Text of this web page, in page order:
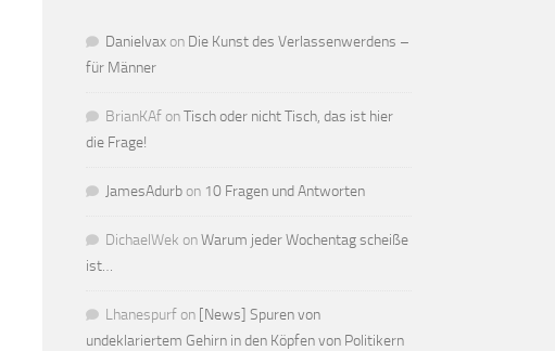
Danielvax on Die Kunst des Verlassenwerdens –
für Männer
BrianKAf onTisch oder nicht Tisch, das ist hier
die Frage!
JamesAdurb on 10 Fragen und Antworten
DichaelWek onWarum jeder Wochentag scheiße
ist…
Lhanespurf on [News] Spuren von
undeklariertem Gehirn in den Köpfen von Politikern